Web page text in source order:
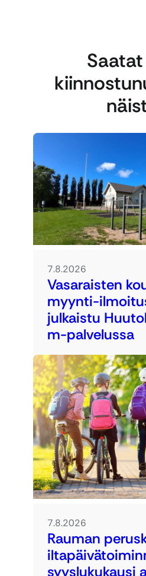
7.8.2026
Vasaraisten
myynti-
julkaistu
m-palvelussa
7.8.2026
Rauman
syyslukukausi